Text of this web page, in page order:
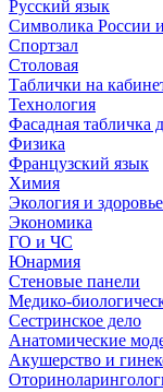
Русский язык
Символика России
Спортзал
Столовая
Таблички на
Технология
Фасадная табличка
Физика
Французский язык
Химия
Экология и
Экономика
ГО и ЧС
Юнармия
Стеновые панели
Медико-
Сестринское дело
Анатомические
Акушерство и